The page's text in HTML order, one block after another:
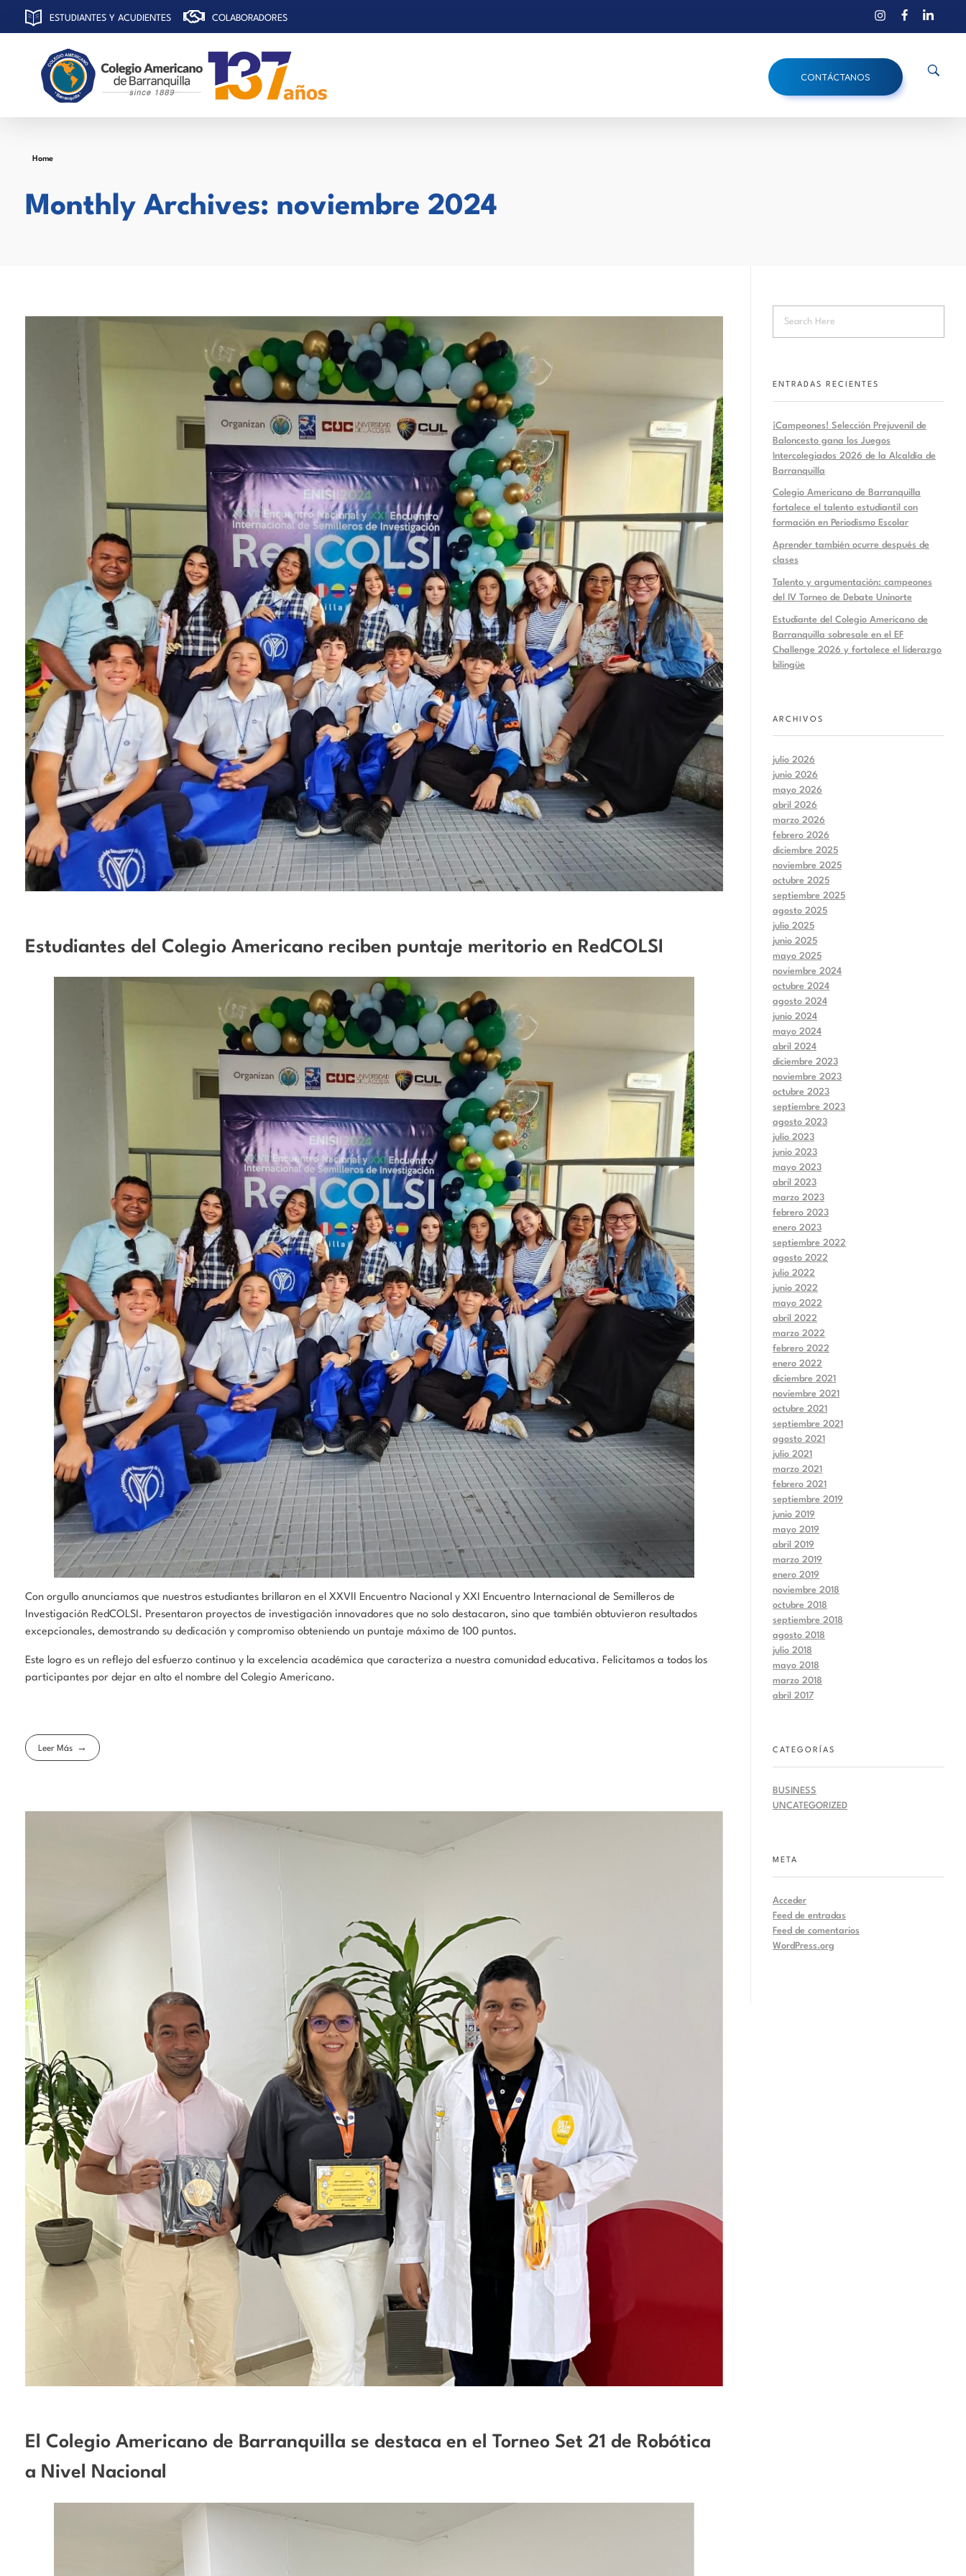
ESTUDIANTES Y ACUDIENTES COLABORADORES
C
olegio Americano de Barranquilla
CONTÁCTANOS
Home
Monthly Archives: noviembre 2024
Estudiantes del Colegio Americano reciben puntaje meritorio en RedCOLSI
Con orgullo anunciamos que nuestros estudiantes brillaron en el XXVII Encuentro Nacional y XXI Encuentro Internacional de Semilleros de
Investigación RedCOLSI. Presentaron proyectos de investigación innovadores que no solo destacaron, sino que también obtuvieron resultados
excepcionales, demostrando su dedicación y compromiso obteniendo un puntaje máximo de 100 puntos.
Este logro es un reflejo del esfuerzo continuo y la excelencia académica que caracteriza a nuestra comunidad educativa. Felicitamos a todos los
participantes por dejar en alto el nombre del Colegio Americano.
Leer Más
El Colegio Americano de Barranquilla se destaca en el Torneo Set 21 de Robótica
a Nivel Nacional
ENTRADAS RECIENTES
¡Campeones! Selección Prejuvenil de
Baloncesto gana los Juegos
Intercolegiados 2026 de la Alcaldía de
Barranquilla
Colegio Americano de Barranquilla
fortalece el talento estudiantil con
formación en Periodismo Escolar
Aprender también ocurre después de
clases
Talento y argumentación: campeones
del IV Torneo de Debate Uninorte
Estudiante del Colegio Americano de
Barranquilla sobresale en el EF
Challenge 2026 y fortalece el liderazgo
bilingüe
ARCHIVOS
julio 2026
junio 2026
mayo 2026
abril 2026
marzo 2026
febrero 2026
diciembre 2025
noviembre 2025
octubre 2025
septiembre 2025
agosto 2025
julio 2025
junio 2025
mayo 2025
noviembre 2024
octubre 2024
agosto 2024
junio 2024
mayo 2024
abril 2024
diciembre 2023
noviembre 2023
octubre 2023
septiembre 2023
agosto 2023
julio 2023
junio 2023
mayo 2023
abril 2023
marzo 2023
febrero 2023
enero 2023
septiembre 2022
agosto 2022
julio 2022
junio 2022
mayo 2022
abril 2022
marzo 2022
febrero 2022
enero 2022
diciembre 2021
noviembre 2021
octubre 2021
septiembre 2021
agosto 2021
julio 2021
marzo 2021
febrero 2021
septiembre 2019
junio 2019
mayo 2019
abril 2019
marzo 2019
enero 2019
noviembre 2018
octubre 2018
septiembre 2018
agosto 2018
julio 2018
mayo 2018
marzo 2018
abril 2017
CATEGORÍAS
BUSINESS
UNCATEGORIZED
META
Acceder
Feed de entradas
Feed de comentarios
WordPress.org